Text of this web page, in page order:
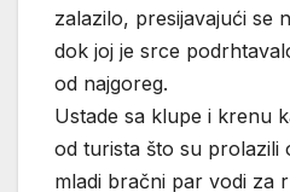
zalazilo, presijavajući se
dok joj je srce
od najgoreg.
Ustade sa klupe i krenu
od turista što su prolazili
mladi bračni par vodi za